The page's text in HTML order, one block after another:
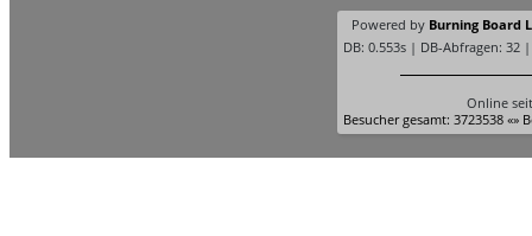
Powered by Burning Board
DB: 0.553s | DB-Abfragen: 32
Online
Besucher gesamt: 3723538 «»